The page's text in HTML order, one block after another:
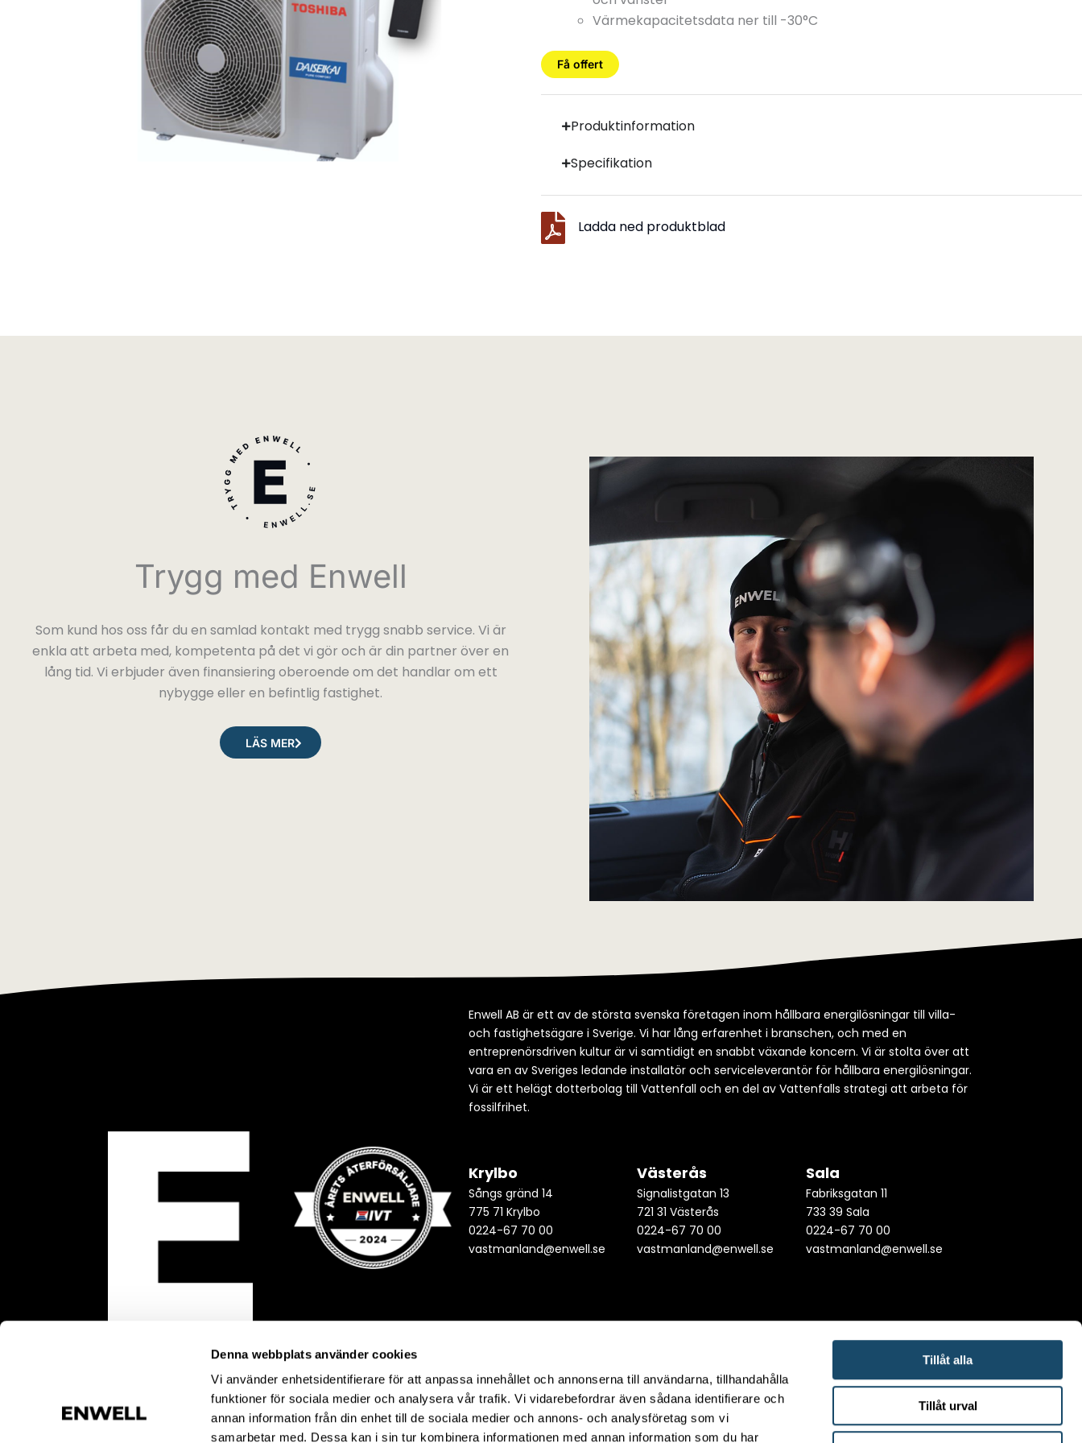
Denna webbplats använder cookies
Vi använder enhetsidentifierare för att anpassa innehållet och annonserna till användarna, tillhandahålla
funktioner för sociala medier och analysera vår trafik. Vi vidarebefordrar även sådana identifierare och
annan information från din enhet till de sociala medier och annons- och analysföretag som vi
samarbetar med. Dessa kan i sin tur kombinera informationen med annan information som du har
Tillåt alla
Tillåt urval
Värmekapacitetsdata ner till -30°C
Få offert
Produktinformation
Specifikation
Ladda ned produktblad
Trygg med Enwell
Som kund hos oss får du en samlad kontakt med trygg snabb service. Vi är
enkla att arbeta med, kompetenta på det vi gör och är din partner över en
lång tid. Vi erbjuder även finansiering oberoende om det handlar om ett
nybygge eller en befintlig fastighet.
LÄS MER
Enwell AB är ett av de största svenska företagen inom hållbara energilösningar till villa-
och fastighetsägare i Sverige. Vi har lång erfarenhet i branschen, och med en
entreprenörsdriven kultur är vi samtidigt en snabbt växande koncern. Vi är stolta över att
vara en av Sveriges ledande installatör och serviceleverantör för hållbara energilösningar.
Vi är ett helägt dotterbolag till Vattenfall och en del av Vattenfalls strategi att arbeta för
fossilfrihet.
Krylbo
Sångs gränd 14
775 71 Krylbo
0224-67 70 00
vastmanland@enwell.se
Västerås
Signalistgatan 13
721 31 Västerås
0224-67 70 00
vastmanland@enwell.se
Sala
Fabriksgatan 11
733 39 Sala
0224-67 70 00
vastmanland@enwell.se